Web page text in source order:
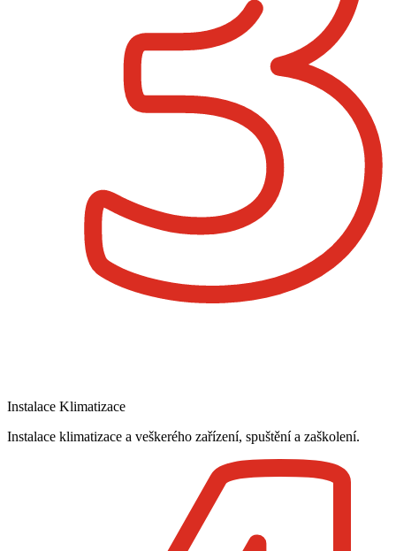
Instalace Klimatizace
Instalace klimatizace a veškerého zařízení, spuštění a zaškolení.